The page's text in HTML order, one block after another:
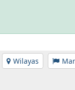
Wilayas